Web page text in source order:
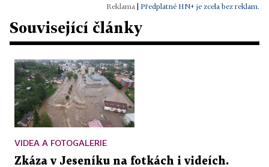
Předplatné HN+ je zcela bez reklam.
Související články
VIDEA A FOTOGALERIE
Zkáza v Jeseníku na fotkách i videích.